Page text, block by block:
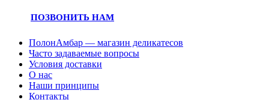
ПОЗВОНИТЬ НАМ
ПолонАмбар — магазин деликатесов
Часто задаваемые вопросы
Условия доставки
О нас
Наши принципы
Контакты